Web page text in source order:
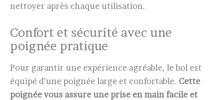
nettoyer après chaque utilisation.
Confort et sécurité avec une
poignée pratique
Pour garantir une expérience agréable, le bol est
équipé d’une poignée large et confortable. Cette
poignée vous assure une prise en main facile et